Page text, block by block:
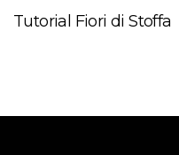
Tutorial Fiori di Stoffa